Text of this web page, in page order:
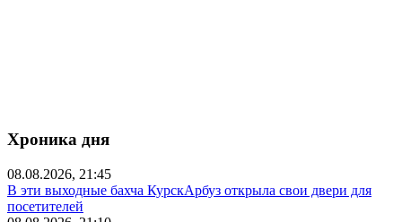
Хроника дня
08.08.2026, 21:45
В эти выходные бахча КурскАрбуз открыла свои двери для
посетителей